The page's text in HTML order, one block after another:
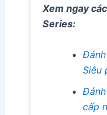
Xem ngay
Series:
Siêu
cấp